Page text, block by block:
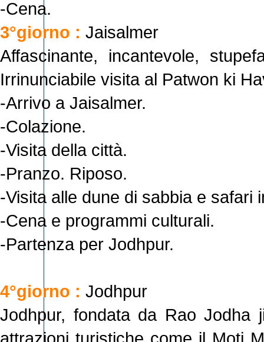
-Cena.
3°giorno : Jaisalmer
Affascinante, incantevole,
Irrinunciabile visita al Patwon ki
-Arrivo a Jaisalmer.
-Colazione.
-Visita della città.
-Pranzo. Riposo.
-Visita alle dune di sabbia e safari
-Cena e programmi culturali.
-Partenza per Jodhpur.
4°giorno : Jodhpur
Jodhpur, fondata da Rao Jodha